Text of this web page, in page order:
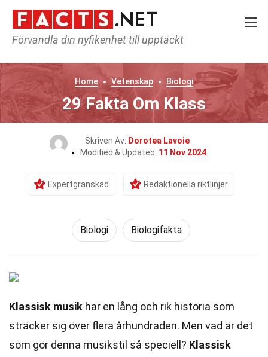
Förvandla din nyfikenhet till upptäckt
Home Vetenskap Biologi
29 Fakta Om Klass
Skriven Av: Dorotea Lavoie
Modified & Updated: 11 Nov 2024
Expertgranskad Redaktionella riktlinjer
Biologi Biologifakta
Klassisk musik har en lång och rik historia som
sträcker sig över flera århundraden. Men vad är det
som gör denna musikstil så speciell? Klassisk